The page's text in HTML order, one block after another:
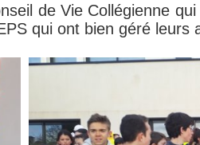
de Vie Collégienne
qui ont bien géré leurs